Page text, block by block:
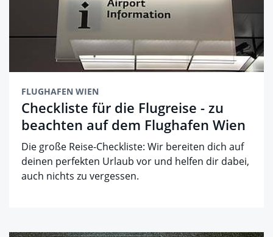
FLUGHAFEN WIEN
Checkliste für die Flugreise - zu
beachten auf dem Flughafen Wien
Die große Reise-Checkliste: Wir bereiten dich auf
deinen perfekten Urlaub vor und helfen dir dabei,
auch nichts zu vergessen.